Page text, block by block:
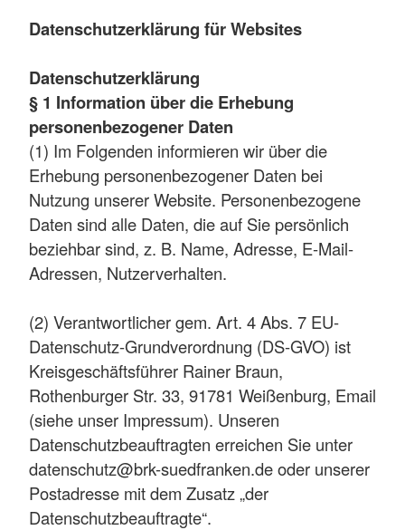
Datenschutzerklärung für Websites
Datenschutzerklärung
§ 1 Information über die Erhebung
personenbezogener Daten
(1) Im Folgenden informieren wir über die
Erhebung personenbezogener Daten bei
Nutzung unserer Website. Personenbezogene
Daten sind alle Daten, die auf Sie persönlich
beziehbar sind, z. B. Name, Adresse, E-Mail-
Adressen, Nutzerverhalten.
(2) Verantwortlicher gem. Art. 4 Abs. 7 EU-
Datenschutz-Grundverordnung (DS-GVO) ist
Kreisgeschäftsführer Rainer Braun,
Rothenburger Str. 33, 91781 Weißenburg, Email
(siehe unser Impressum). Unseren
Datenschutzbeauftragten erreichen Sie unter
datenschutz@brk-suedfranken.de oder unserer
Postadresse mit dem Zusatz „der
Datenschutzbeauftragte“.